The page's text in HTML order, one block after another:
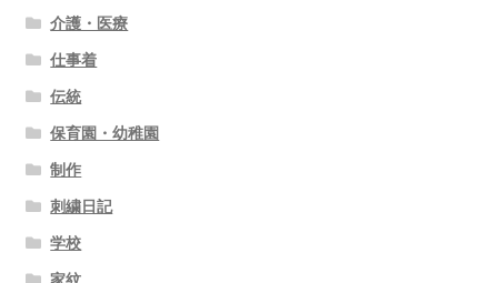
介護・医療
仕事着
伝統
保育園・幼稚園
制作
刺繍日記
学校